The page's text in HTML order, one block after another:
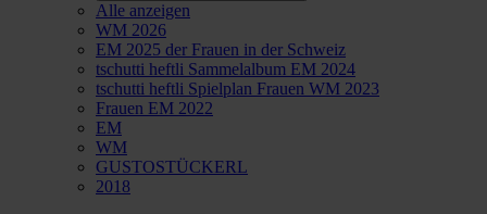
Alle anzeigen
WM 2026
EM 2025 der Frauen in der Schweiz
tschutti heftli Sammelalbum EM 2024
tschutti heftli Spielplan Frauen WM 2023
Frauen EM 2022
EM
WM
GUSTOSTÜCKERL
2018